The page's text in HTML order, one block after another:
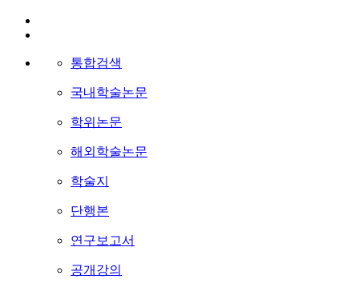
통합검색
국내학술논문
학위논문
해외학술논문
학술지
단행본
연구보고서
공개강의